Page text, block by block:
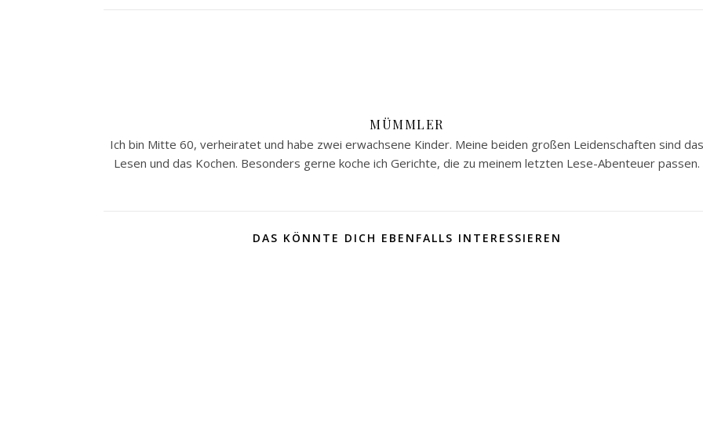
MÜMMLER
Ich bin Mitte 60, verheiratet und habe zwei erwachsene Kinder. Meine beiden großen Leidenschaften sind das
Lesen und das Kochen. Besonders gerne koche ich Gerichte, die zu meinem letzten Lese-Abenteuer passen.
DAS KÖNNTE DICH EBENFALLS INTERESSIEREN